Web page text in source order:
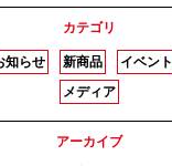
カテゴリ
知らせ 新商品 イベント
メディア
アーカイブ